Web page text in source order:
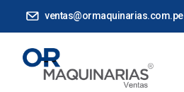
ventas@ormaquinarias.com.pe